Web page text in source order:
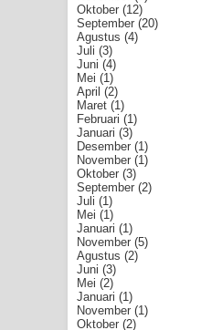
Oktober (12)
September (20)
Agustus (4)
Juli (3)
Juni (4)
Mei (1)
April (2)
Maret (1)
Februari (1)
Januari (3)
Desember (1)
November (1)
Oktober (3)
September (2)
Juli (1)
Mei (1)
Januari (1)
November (5)
Agustus (2)
Juni (3)
Mei (2)
Januari (1)
November (1)
Oktober (2)